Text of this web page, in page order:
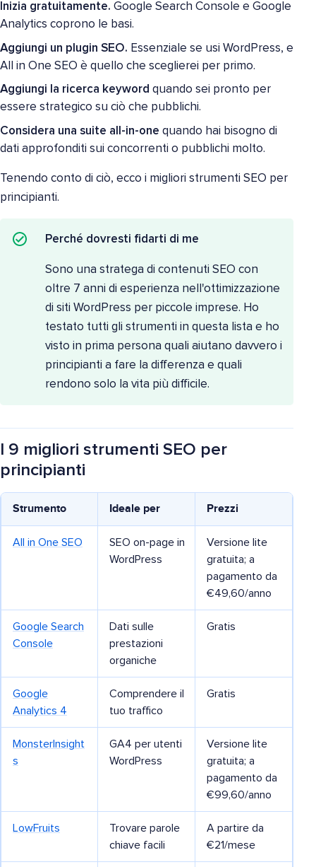
Inizia gratuitamente. Google Search Console e Google
Analytics coprono le basi.
Aggiungi un plugin SEO. Essenziale se usi WordPress, e
All in One SEO è quello che sceglierei per primo.
Aggiungi la ricerca keyword quando sei pronto per
essere strategico su ciò che pubblichi.
Considera una suite all-in-one quando hai bisogno di
dati approfonditi sui concorrenti o pubblichi molto.
Tenendo conto di ciò, ecco i migliori strumenti SEO per
principianti.
Perché dovresti fidarti di me
Sono una stratega di contenuti SEO con
oltre 7 anni di esperienza nell'ottimizzazione
di siti WordPress per piccole imprese. Ho
testato tutti gli strumenti in questa lista e ho
visto in prima persona quali aiutano davvero i
principianti a fare la differenza e quali
rendono solo la vita più difficile.
I 9 migliori strumenti SEO per
principianti
Strumento Ideale per Prezzi
All in One SEO
SEO on-page in
WordPress
Versione lite
gratuita; a
pagamento da
€49,60/anno
Google Search
Console
Dati sulle
prestazioni
organiche
Gratis
Google
Analytics 4
Comprendere il
tuo traffico
Gratis
MonsterInsight
s
GA4 per utenti
WordPress
Versione lite
gratuita; a
pagamento da
€99,60/anno
LowFruits
Trovare parole
chiave facili
A partire da
€21/mese